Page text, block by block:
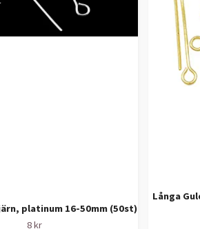
platinum 16-50mm (50st)
8 kr
Långa